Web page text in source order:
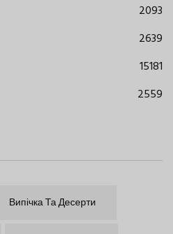
2093
2639
15181
2559
Випічка Та Десерти